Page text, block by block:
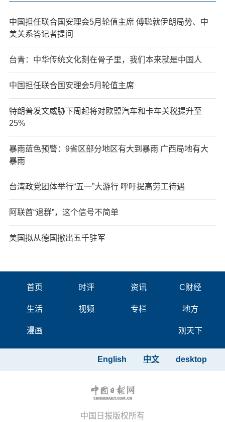
中国担任联合国安理会5月轮值主席 傅聪就伊朗局势、中
美关系答记者提问
台青：中华传统文化刻在骨子里，我们本来就是中国人
中国担任联合国安理会5月轮值主席
特朗普发文威胁下周起将对欧盟汽车和卡车关税提升至
25%
暴雨蓝色预警：9省区部分地区有大到暴雨 广西局地有大
暴雨
台湾政党团体举行“五一”大游行 呼吁提高劳工待遇
阿联酋“退群”，这个信号不简单
美国拟从德国撤出五千驻军
首页 时评 资讯 C财经
生活 视频 专栏 地方
漫画 观天下
desktop
中文
English
中国日报版权所有